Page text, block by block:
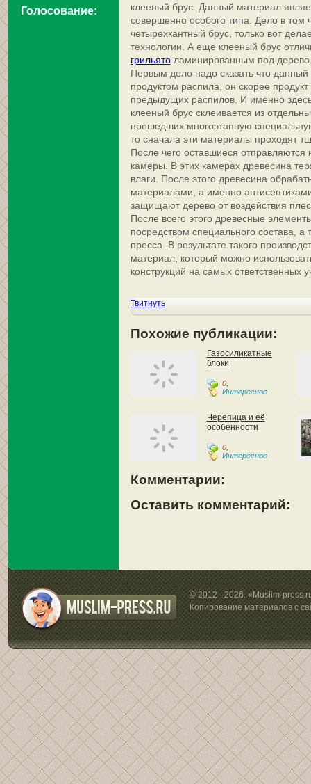
Голосование:
клееный брус. Данный материал
совершенно особого типа. Дело в том
четырехкантный брус, только вот
технологии. А еще клееный брус
грильятоламинированным под
Первым дело надо сказать что данный
продуктом распила, он скорее продукт
предыдущих распилов. И именно здесь
клееный брус склеивается из
прошедших многоэтапную
то сначала эти материалы проходят
После чего оставшиеся отправляются
камеры. В этих камерах древесина
влаги. После этого древесина
материалами, а именно
защищают дерево от воздействия
После всего этого древесные
посредством специального состава,
пресса. В результате такого
материал, который можно
конструкций на самых ответственных
Твитнуть
Похожие публикации:
Газосиликатные
блоки
0,
Интересное
Черепица и её
особенности
0,
Интересное
Комментарии:
Оставить комментарий:
© 2012 - 2026. «Muslim-
Копирование материалов с